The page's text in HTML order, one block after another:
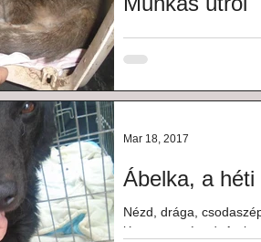
És kis Mukk...Az én
volt abban a néhány
Ábelka, a
Nézd, drága,
látott meg téged.
Mar 18, 2017